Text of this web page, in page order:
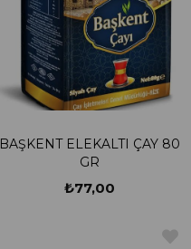
BAŞKENT ELEKALTI ÇAY 80
GR
₺77,00